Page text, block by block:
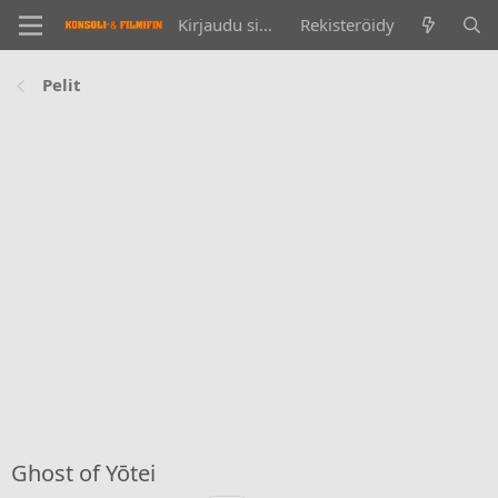
Kirjaudu sisään Rekisteröidy
Pelit
Ghost of Yōtei